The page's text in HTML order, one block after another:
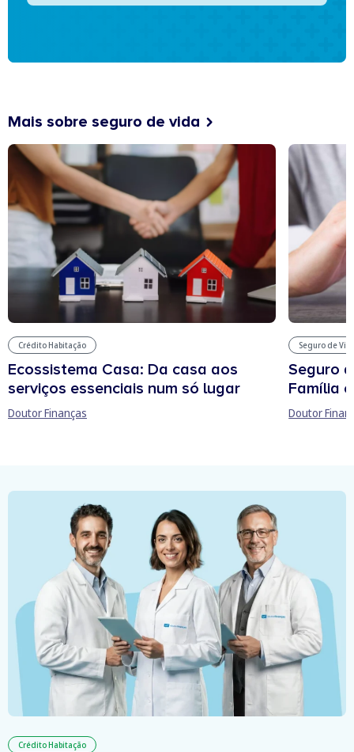
Mais sobre seguro de vida
Crédito Habitação
Ecossistema Casa: Da casa aos
serviços essenciais num só lugar
Doutor Finanças
Seguro de
Seguro
Família
Doutor
Crédito Habitação